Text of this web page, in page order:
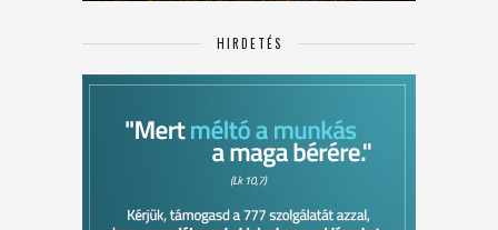
HIRDETÉS